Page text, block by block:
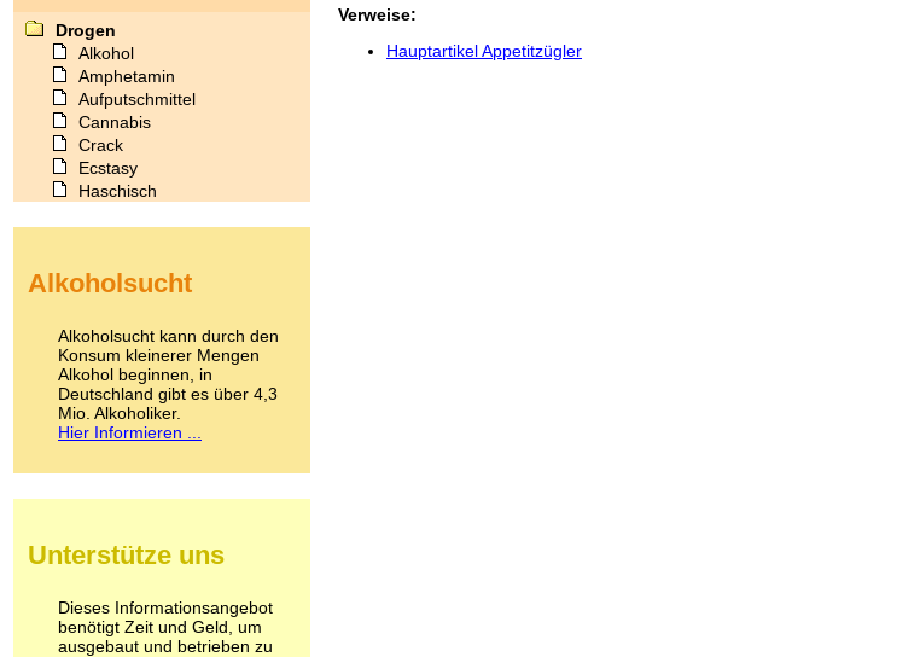
Verweise:
Hauptartikel Appetitzügler
Drogen
Alkohol
Amphetamin
Aufputschmittel
Cannabis
Crack
Ecstasy
Haschisch
Kokain
LSD
Marihuana
Medikamente
Meskalin
Metamphetamin
Methadon
Pilze
Psychopharmaka
Schlafmittel
Schmerzmittel
Alkoholsucht
Alkoholsucht kann durch den
Konsum kleinerer Mengen
Alkohol beginnen, in
Deutschland gibt es über 4,3
Mio. Alkoholiker.
Hier Informieren ...
Unterstütze uns
Dieses Informationsangebot
benötigt Zeit und Geld, um
ausgebaut und betrieben zu